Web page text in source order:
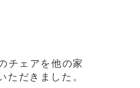
チェアを他の家
だきました。